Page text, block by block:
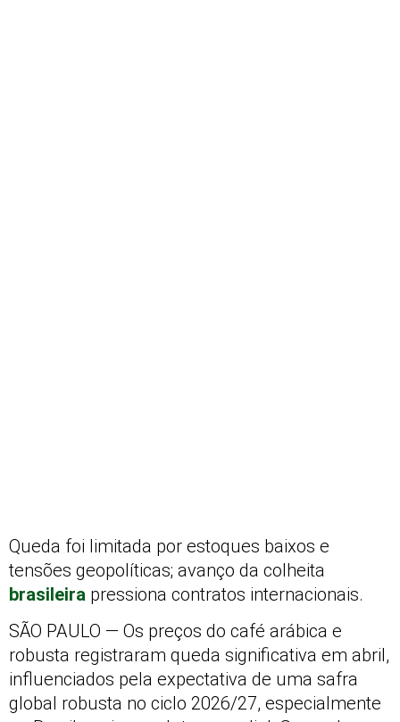
Queda foi limitada por estoques baixos e
tensões geopolíticas; avanço da colheita
brasileira pressiona contratos internacionais.
SÃO PAULO — Os preços do café arábica e
robusta registraram queda significativa em abril,
influenciados pela expectativa de uma safra
global robusta no ciclo 2026/27, especialmente